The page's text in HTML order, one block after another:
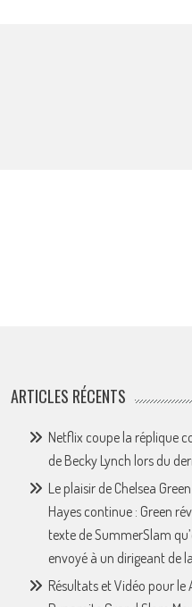
ARTICLES RÉCENTS
Netflix coupe la réplique
de Becky Lynch lors du
Le plaisir de Chelsea
Hayes continue : Green
texte de SummerSlam
envoyé à un dirigeant de
Résultats et Vidéo pour le